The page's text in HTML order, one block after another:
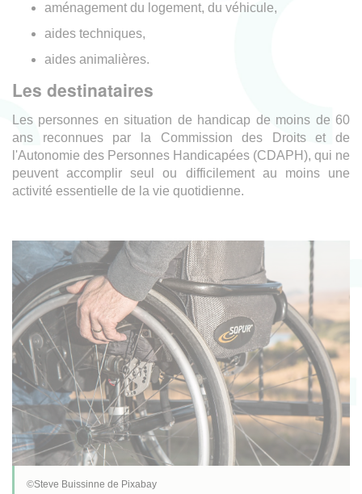
aménagement du logement, du véhicule,
aides techniques,
aides animalières.
Les destinataires
Les personnes en situation de handicap de moins de 60
ans reconnues par la Commission des Droits et de
l'Autonomie des Personnes Handicapées (CDAPH), qui ne
peuvent accomplir seul ou difficilement au moins une
activité essentielle de la vie quotidienne.
©Steve Buissinne de Pixabay